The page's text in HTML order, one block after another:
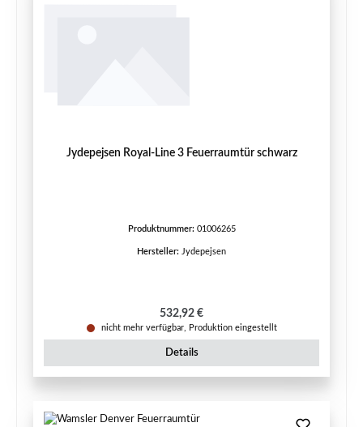
Jydepejsen Royal-Line 3 Feuerraumtür schwarz
Produktnummer: 01006265
Hersteller: Jydepejsen
Regulärer Preis:
532,92 €
nicht mehr verfügbar, Produktion eingestellt
Details